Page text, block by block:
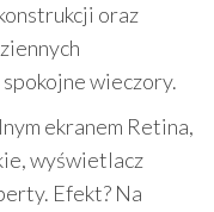
oraz
wieczory.
ekranem Retina,
wyświetlacz
Efekt? Na